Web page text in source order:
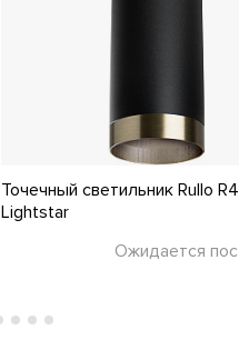
Точечный светильник Rullo
Lightstar
Ожидается